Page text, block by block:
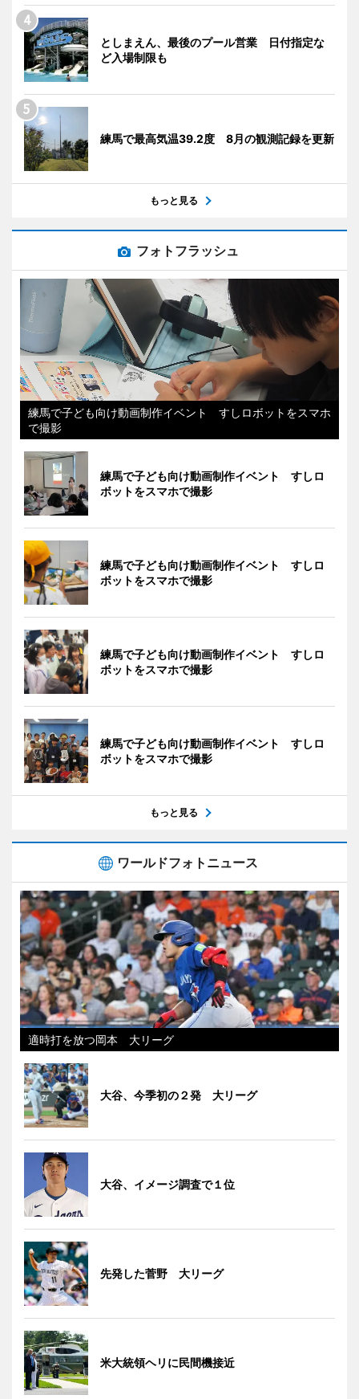
としまえん、最後のプール営業 日付指定な
ど入場制限も
練馬で最高気温39.2度 8月の観測記録を更新
もっと見る
フォトフラッシュ
練馬で子ども向け動画制作イベント すしロボットをスマホ
で撮影
練馬で子ども向け動画制作イベント すしロ
ボットをスマホで撮影
練馬で子ども向け動画制作イベント すしロ
ボットをスマホで撮影
練馬で子ども向け動画制作イベント すしロ
ボットをスマホで撮影
練馬で子ども向け動画制作イベント すしロ
ボットをスマホで撮影
もっと見る
ワールドフォトニュース
適時打を放つ岡本 大リーグ
大谷、今季初の２発 大リーグ
大谷、イメージ調査で１位
先発した菅野 大リーグ
米大統領ヘリに民間機接近